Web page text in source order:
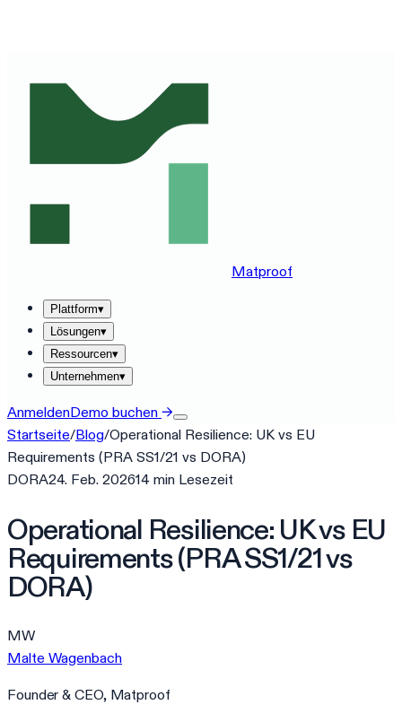
Matproof
Plattform▾
Lösungen▾
Ressourcen▾
Unternehmen▾
AnmeldenDemo buchen →
Startseite/Blog/Operational Resilience: UK vs EU
Requirements (PRA SS1/21 vs DORA)
DORA24. Feb. 202614 min Lesezeit
Operational Resilience: UK vs EU
Requirements (PRA SS1/21 vs
DORA)
MW
Malte Wagenbach
Founder & CEO, Matproof